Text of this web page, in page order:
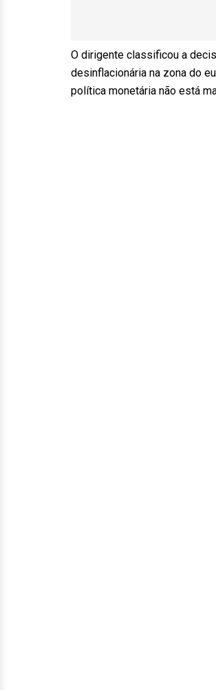
O dirigente classificou a
desinflacionária na zona do
política monetária não está